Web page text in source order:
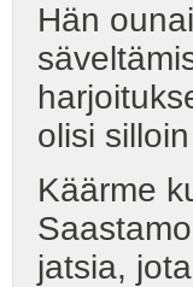
Hän
olisi
Käärme
jatsia,